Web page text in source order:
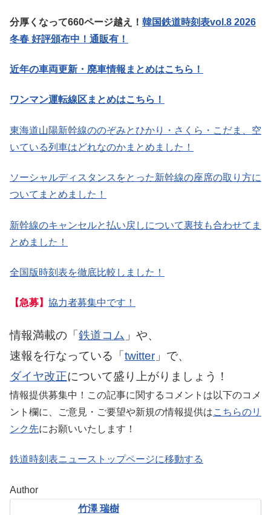
分厚くなって660ページ越え！ 韓国鉄道時刻表vol.8 2026
冬春 好評頒布中！通販有！
近年の車両更新・廃車情報まとめはこちら！
ワンマン運転線区まとめはこちら！
東海道山陽新幹線ののぞみとひかり・さくら・こだま、空
いている列車はどれなのかまとめました！
ソーシャルディスタンスをとった新幹線の座席の取り方に
ついてまとめました！
新幹線のキャンセルと払い戻しについて裏技も合わせてま
とめました！
全国版時刻表を徹底比較しました！
【急募】 協力者募集中です！
情報満載の「鉄道コム 」や、
速報を行なっている「twitter 」で、
ダイヤ改正について盛り上がりましょう！
情報提供募集中！この記事に関するコメントは以下のコメ
ント欄に、ご意見・ご要望や新規の情報提供はこちらのリ
ンク先にお願いいたします！
鉄道時刻表ニューストップページに移動する
Author
竹澤 瑞樹